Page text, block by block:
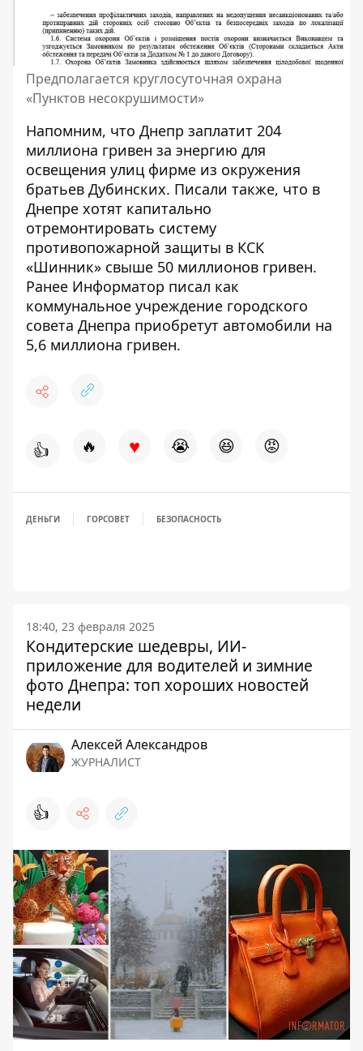
Предполагается круглосуточная охрана
«Пунктов несокрушимости»
Напомним, что Днепр заплатит 204
миллиона гривен за энергию для
освещения улиц фирме из окружения
братьев Дубинских. Писали также, что в
Днепре хотят капитально
отремонтировать систему
противопожарной защиты в КСК
«Шинник» свыше 50 миллионов гривен.
Ранее Информатор писал как
коммунальное учреждение городского
совета Днепра приобретут автомобили на
5,6 миллиона гривен.
👍 🔥 ♥ 😭 😆 😡
ДЕНЬГИ ГОРСОВЕТ БЕЗОПАСНОСТЬ
18:40, 23 февраля 2025
Кондитерские шедевры, ИИ-
приложение для водителей и зимние
фото Днепра: топ хороших новостей
недели
Алексей Александров
ЖУРНАЛИСТ
👍